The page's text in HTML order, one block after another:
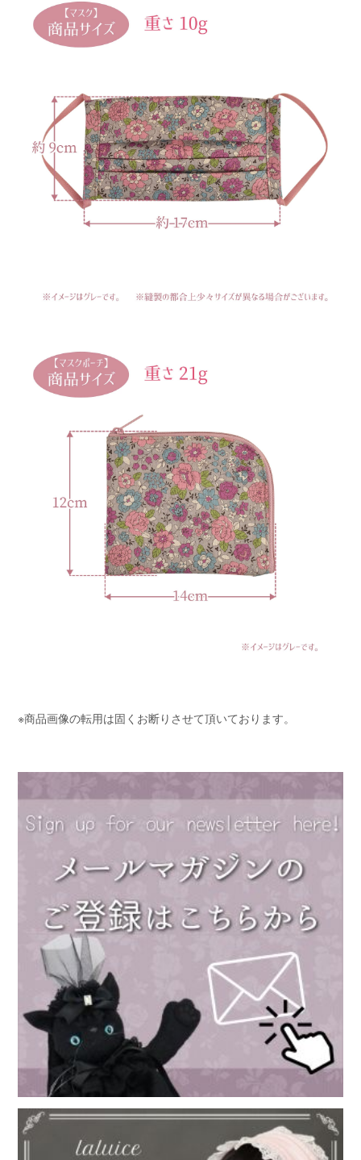
※商品画像の転用は固くお断りさせて頂いております。